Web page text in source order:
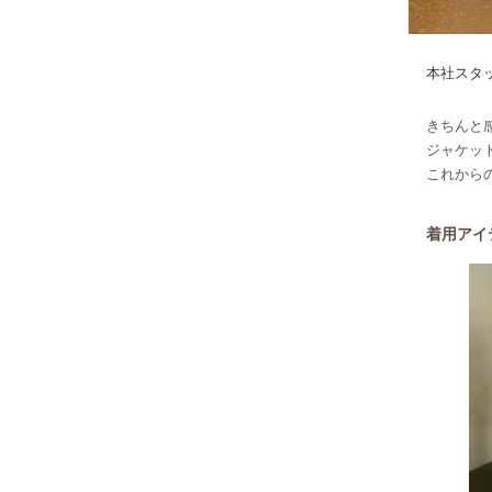
本社スタ
きちんと
ジャケッ
これから
着用アイ